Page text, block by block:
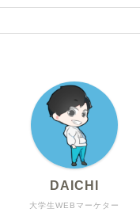
大学生WEBマーケター
DAICHI